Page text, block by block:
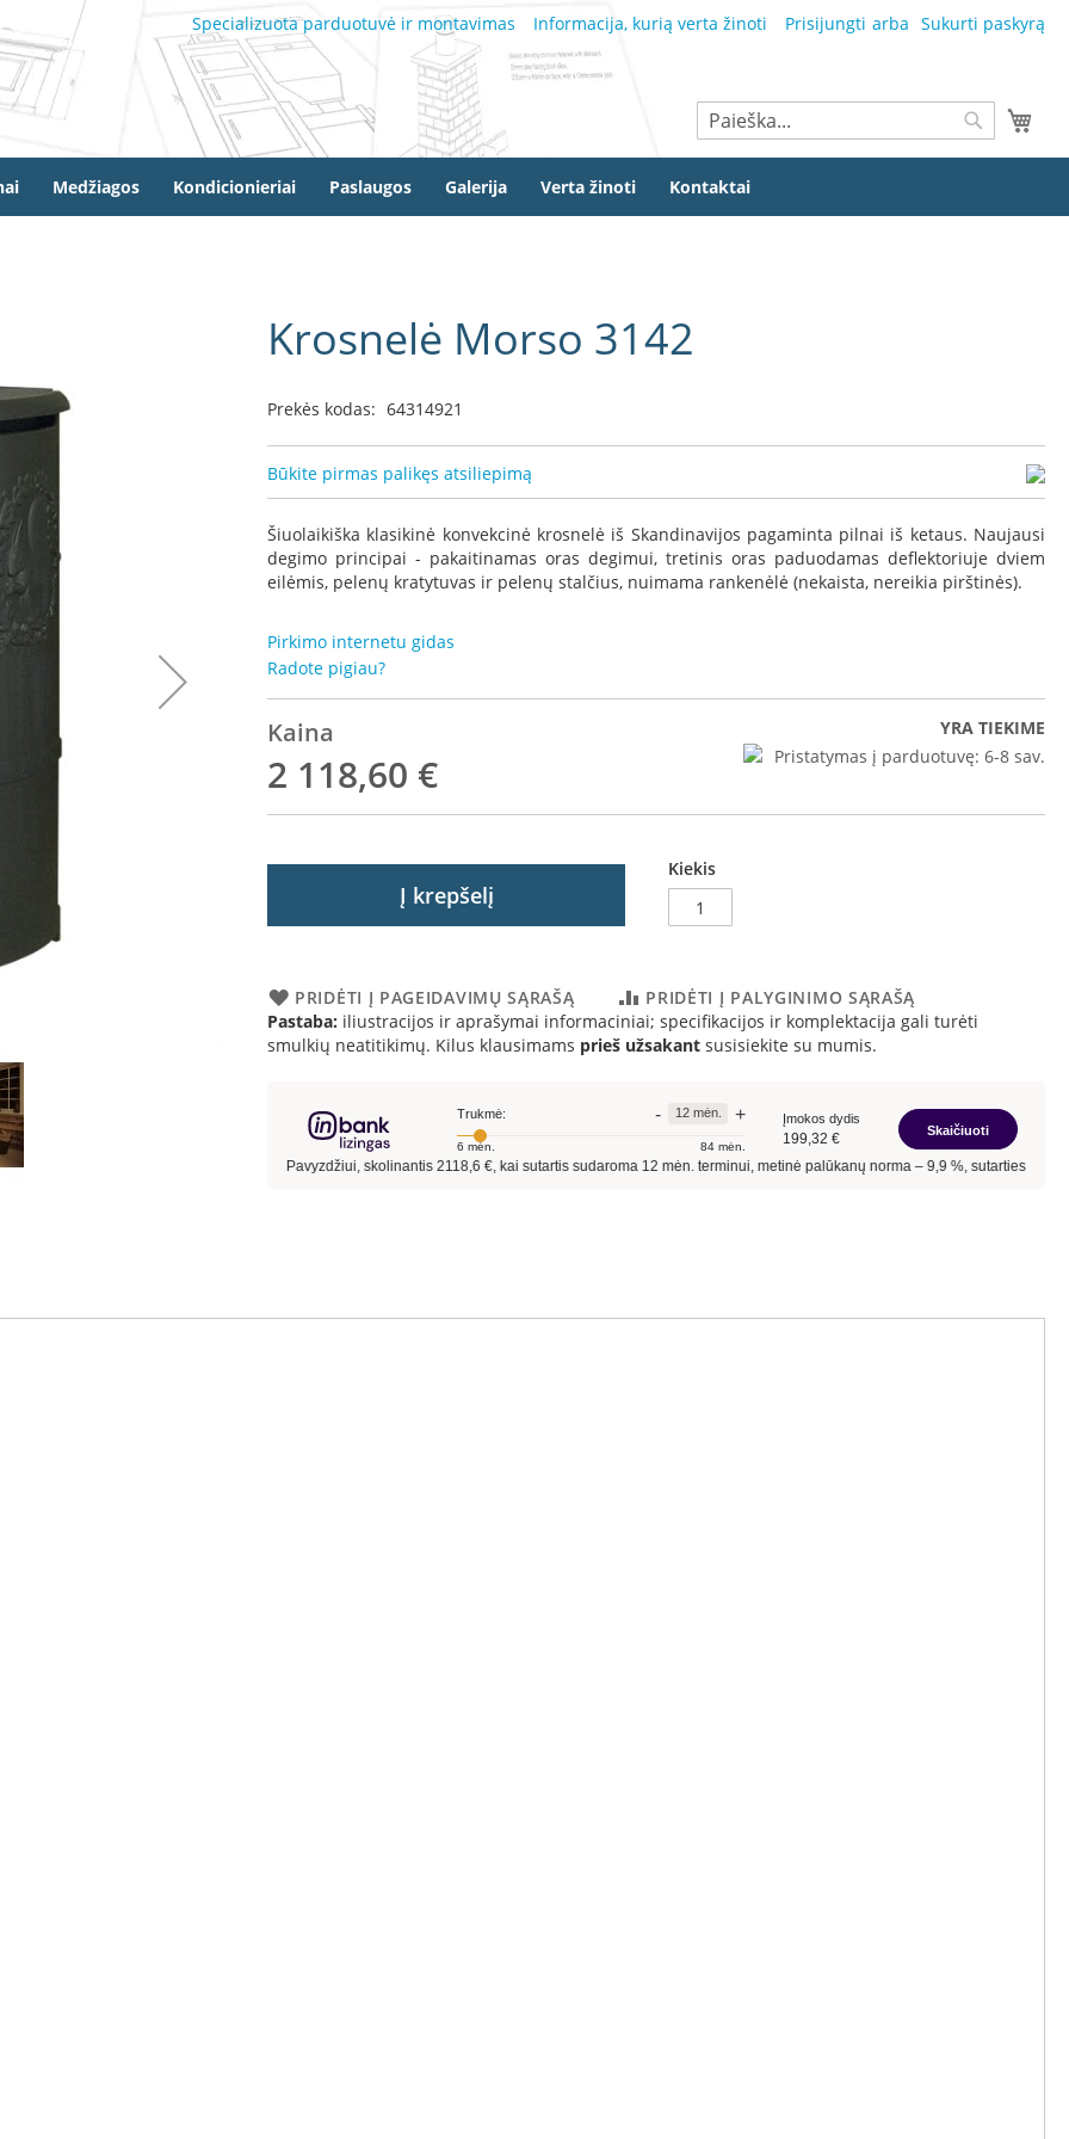
Specializuota parduotuvė ir montavimas Informacija, kurią verta žinoti Prisijungti Sukurti paskyrą
Ieškoti
Ieškoti
Medžiagos Kondicionieriai Paslaugos Galerija Verta žinoti Kontaktai
Krosnelė Morso 3142
Prekės kodas: 64314921
Būkite pirmas palikęs atsiliepimą
Šiuolaikiška klasikinė konvekcinė krosnelė iš Skandinavijos pagaminta pilnai iš ketaus. Naujausi
degimo principai - pakaitinamas oras degimui, tretinis oras paduodamas deflektoriuje dviem
eilėmis, pelenų kratytuvas ir pelenų stalčius, nuimama rankenėlė (nekaista, nereikia pirštinės).
Pirkimo internetu gidas
Radote pigiau?
Kaina
2 118,60 €
YRA TIEKIME
Pristatymas į parduotuvę: 6-8 sav.
Kiekis
Į krepšelį
PRIDĖTI Į PAGEIDAVIMŲ SĄRAŠĄ
PRIDĖTI Į PALYGINIMO SĄRAŠĄ
Pastaba: iliustracijos ir aprašymai informaciniai; specifikacijos ir komplektacija gali turėti
smulkių neatitikimų. Kilus klausimams prieš užsakant susisiekite su mumis.
Morso 3142 interjeras